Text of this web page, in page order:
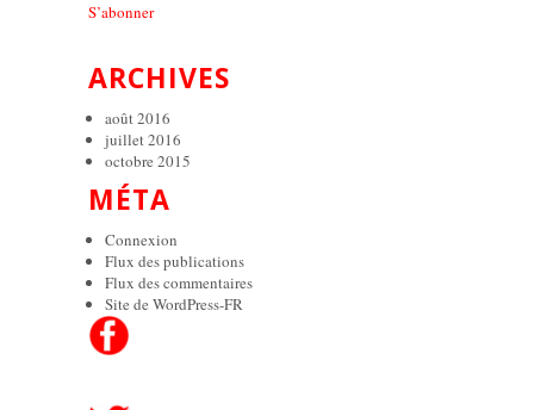
S’abonner
ARCHIVES
août 2016
juillet 2016
octobre 2015
MÉTA
Connexion
Flux des publications
Flux des commentaires
Site de WordPress-FR